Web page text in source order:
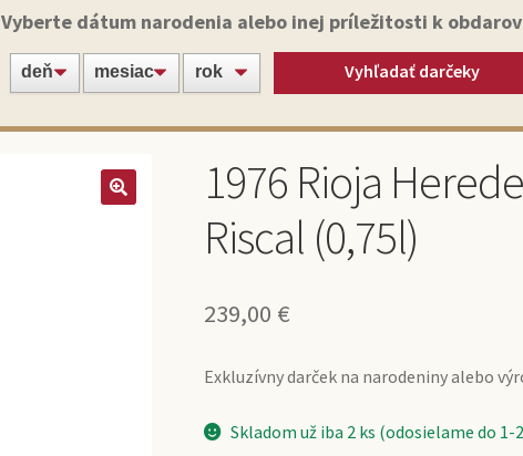
Vyberte dátum narodenia alebo inej príležitosti k
Vyhľadať darčeky
1976 Rioja
Riscal (0,75l)
239,00 €
Exkluzívny darček na narodeniny alebo
Skladom už iba 2 ks (odosielame do 1-